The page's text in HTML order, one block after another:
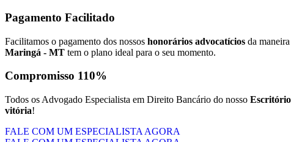
Pagamento Facilitado
Facilitamos o pagamento dos nossos honorários advocatícios da
Maringá - MT tem o plano ideal para o seu momento.
Compromisso 110%
Todos os Advogado Especialista em Direito Bancário do nosso
vitória!
FALE COM UM ESPECIALISTA AGORA